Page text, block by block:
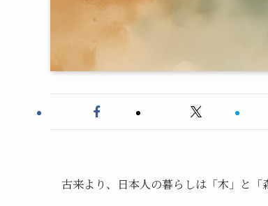
古来より、日本人の暮らしは「木」と「